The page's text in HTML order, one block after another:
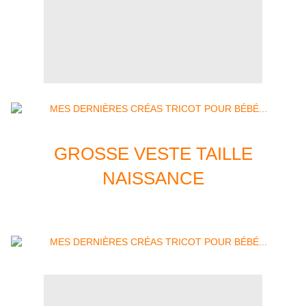
GROSSE VESTE TAILLE
NAISSANCE